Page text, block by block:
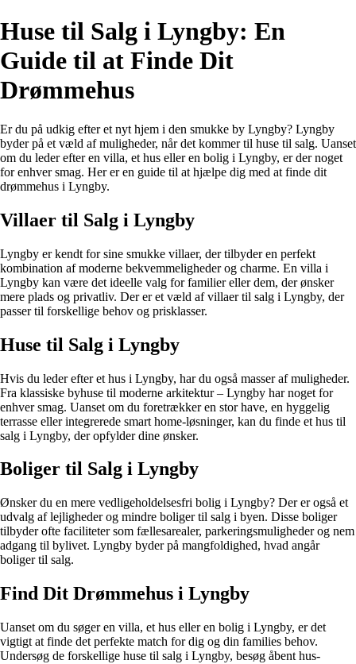
Huse til Salg i Lyngby: En
Guide til at Finde Dit
Drømmehus
Er du på udkig efter et nyt hjem i den smukke by Lyngby? Lyngby
byder på et væld af muligheder, når det kommer til huse til salg. Uanset
om du leder efter en villa, et hus eller en bolig i Lyngby, er der noget
for enhver smag. Her er en guide til at hjælpe dig med at finde dit
drømmehus i Lyngby.
Villaer til Salg i Lyngby
Lyngby er kendt for sine smukke villaer, der tilbyder en perfekt
kombination af moderne bekvemmeligheder og charme. En villa i
Lyngby kan være det ideelle valg for familier eller dem, der ønsker
mere plads og privatliv. Der er et væld af villaer til salg i Lyngby, der
passer til forskellige behov og prisklasser.
Huse til Salg i Lyngby
Hvis du leder efter et hus i Lyngby, har du også masser af muligheder.
Fra klassiske byhuse til moderne arkitektur – Lyngby har noget for
enhver smag. Uanset om du foretrækker en stor have, en hyggelig
terrasse eller integrerede smart home-løsninger, kan du finde et hus til
salg i Lyngby, der opfylder dine ønsker.
Boliger til Salg i Lyngby
Ønsker du en mere vedligeholdelsesfri bolig i Lyngby? Der er også et
udvalg af lejligheder og mindre boliger til salg i byen. Disse boliger
tilbyder ofte faciliteter som fællesarealer, parkeringsmuligheder og nem
adgang til bylivet. Lyngby byder på mangfoldighed, hvad angår
boliger til salg.
Find Dit Drømmehus i Lyngby
Uanset om du søger en villa, et hus eller en bolig i Lyngby, er det
vigtigt at finde det perfekte match for dig og din families behov.
Undersøg de forskellige huse til salg i Lyngby, besøg åbent hus-